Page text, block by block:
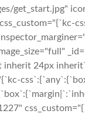
get_start.jpg"
24px